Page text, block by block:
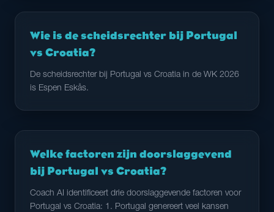
Wie is de scheidsrechter bij Portugal
vs Croatia?
De scheidsrechter bij Portugal vs Croatia in de WK 2026
is Espen Eskås.
Welke factoren zijn doorslaggevend
bij Portugal vs Croatia?
Coach AI identificeert drie doorslaggevende factoren voor
Portugal vs Croatia: 1. Portugal genereert veel kansen